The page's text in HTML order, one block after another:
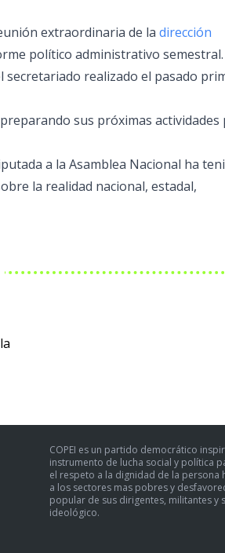
extraordinaria de la dirección
político administrativo semestral.
realizado el pasado
sus próximas actividades
a la Asamblea Nacional ha
la realidad nacional, estadal,
COPEI es un partido democrático
instrumento de lucha social y política
el respeto a la dignidad de la persona
a los sectores mas pobres y
popular de sus dirigentes, militantes y
ideológico.